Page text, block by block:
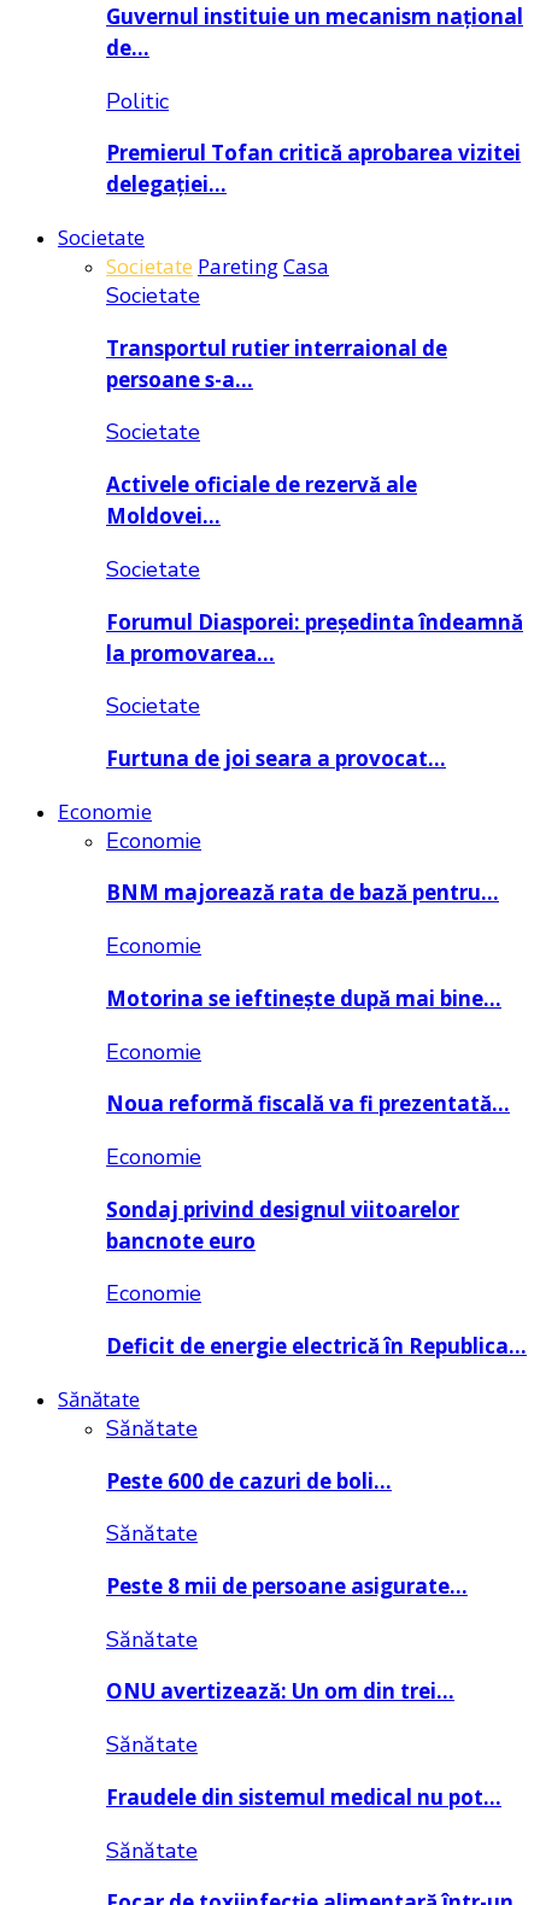
Guvernul instituie un mecanism național
de…
Politic
Premierul Tofan critică aprobarea vizitei
delegației…
Societate
Societate ParetingCasa
Societate
Transportul rutier interraional de
persoane s-a…
Societate
Activele oficiale de rezervă ale
Moldovei…
Societate
Forumul Diasporei: președinta îndeamnă
la promovarea…
Societate
Furtuna de joi seara a provocat…
Economie
Economie
BNM majorează rata de bază pentru…
Economie
Motorina se ieftinește după mai bine…
Economie
Noua reformă fiscală va fi prezentată…
Economie
Sondaj privind designul viitoarelor
bancnote euro
Economie
Deficit de energie electrică în Republica…
Sănătate
Sănătate
Peste 600 de cazuri de boli…
Sănătate
Peste 8 mii de persoane asigurate…
Sănătate
ONU avertizează: Un om din trei…
Sănătate
Fraudele din sistemul medical nu pot…
Sănătate